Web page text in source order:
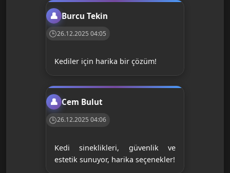
Burcu Tekin
26.12.2025 04:05
Kediler için harika bir çözüm!
Cem Bulut
26.12.2025 04:06
Kedi sineklikleri, güvenlik ve
estetik sunuyor, harika seçenekler!